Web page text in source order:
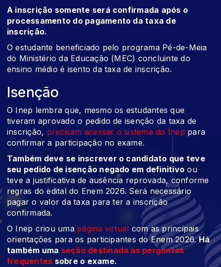
A inscrição somente será confirmada após o
processamento do pagamento da taxa de
inscrição.
O estudante beneficiado pelo programa Pé-de-Meia
do Ministério da Educação (MEC) concluinte do
ensino médio é isento da taxa de inscrição.
Isenção
O Inep lembra que, mesmo os estudantes que
tiveram aprovado o pedido de isenção da taxa de
inscrição, precisam acessar o sistema do Inep para
confirmar a participação no exame.
Também deve se inscrever o candidato que teve
seu pedido de isenção negado em definitivo ou
teve a justificativa de ausência reprovada, conforme
regras do edital do Enem 2026. Será necessário
pagar o valor da taxa para ter a inscrição
confirmada.
O Inep criou uma página virtual com as principais
orientações para os participantes do Enem 2026.Há
também uma seção destinada às perguntas
frequentes sobre o exame.